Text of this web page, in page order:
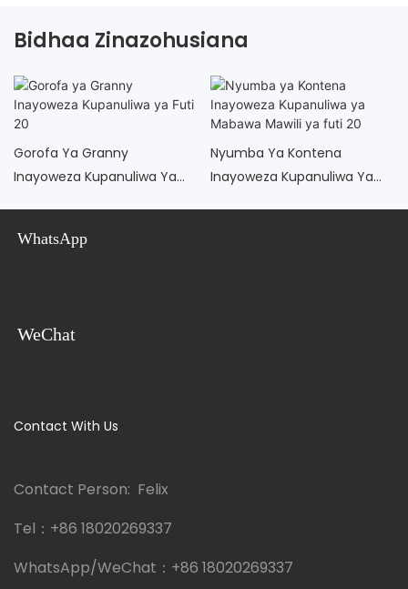
Bidhaa Zinazohusiana
Gorofa Ya Granny
Inayoweza Kupanuliwa Ya
Nyumba Ya Kontena
Inayoweza Kupanuliwa Ya
WhatsApp
WeChat
Contact With Us
Contact Person: Felix
Tel： +86 18020269337
WhatsApp/WeChat： +86 18020269337